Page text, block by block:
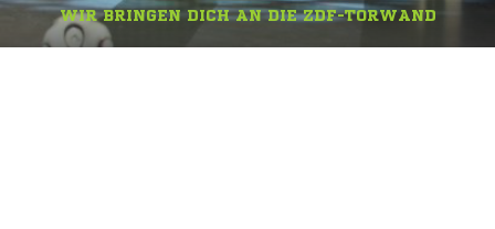
WIR BRINGEN DICH AN DIE ZDF-TORWAND